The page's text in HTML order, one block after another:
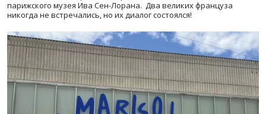
парижского музея Ива Сен-Лорана. Два великих француза
никогда не встречались, но их диалог состоялся!